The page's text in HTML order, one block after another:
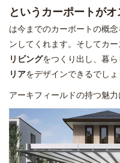
というカーポートがオ
は今までのカーポートの概念
ンしてくれます。そしてカー
リビングをつくり出し、暮
リアをデザインできるでしょ
アーキフィールドの持つ魅